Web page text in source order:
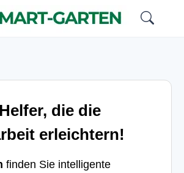
die die
erleichtern!
finden Sie intelligente